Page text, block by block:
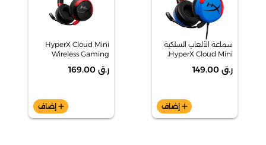
سماعة الألعاب السلكية
HyperX Cloud Mini،
ر.ق 149.00
add إضاف
HyperX Cloud Mini
Wireless Gaming
7G8F1AA
ر.ق 169.00
add إضاف